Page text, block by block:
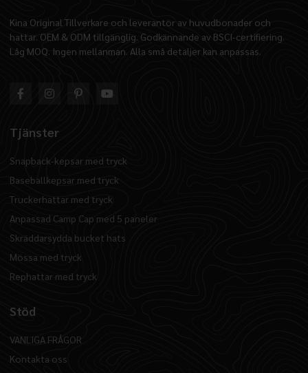
Kina Original Tillverkare och leverantör av huvudbonader och
hattar. OEM & ODM tillgänglig. Godkännande av BSCI-certifiering.
Låg MOQ. Ingen mellanman. Alla små detaljer kan anpassas.
Tjänster
Snapback-kepsar med tryck
Baseballkepsar med tryck
Truckerhattar med tryck
Anpassad Camp Cap med 5 paneler
Skräddarsydda bucket hats
Mössa med tryck
Rephattar med tryck
Stöd
VANLIGA FRÅGOR
Kontakta oss